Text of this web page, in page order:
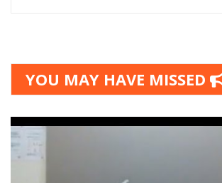
YOU MAY HAVE MISSED